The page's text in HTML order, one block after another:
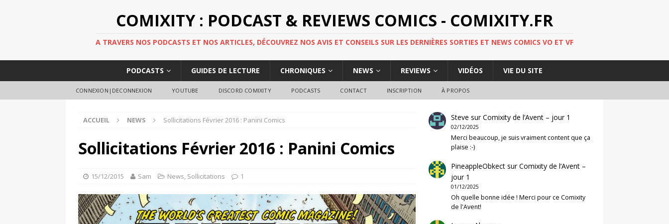
COMIXITY : PODCAST & REVIEWS COMICS - COMIXITY.FR
A TRAVERS NOS PODCASTS ET NOS ARTICLES, DÉCOUVREZ NOS AVIS ET CONSEILS SUR LES DERNIÈRES SORTIES ET NEWS COMICS VO ET VF
PODCASTS GUIDES DE LECTURE CHRONIQUES NEWS REVIEWS VIDÉOS VIE DU SITE
CONNEXION|DECONNEXION YOUTUBE DISCORD COMIXITY PODCASTS CONTACT INSCRIPTION À PROPOS
ACCUEIL NEWS Sollicitations Février 2016 : Panini Comics
Sollicitations Février 2016 : Panini Comics
15/12/2015 Sam News, Sollicitations 1
Steve surComixity de l’Avent – jour 1
02/12/2025
Merci beaucoup, je suis vraiment content que ça
plaise :-)
PineappleObkect surComixity de l’Avent –
jour 1
01/12/2025
Oh quelle bonne idée ! Merci pour ce Comixity
de l'Avent!